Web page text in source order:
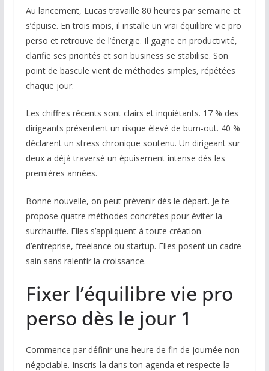
Au lancement, Lucas travaille 80 heures par semaine et
s’épuise. En trois mois, il installe un vrai équilibre vie pro
perso et retrouve de l’énergie. Il gagne en productivité,
clarifie ses priorités et son business se stabilise. Son
point de bascule vient de méthodes simples, répétées
chaque jour.
Les chiffres récents sont clairs et inquiétants. 17 % des
dirigeants présentent un risque élevé de burn-out. 40 %
déclarent un stress chronique soutenu. Un dirigeant sur
deux a déjà traversé un épuisement intense dès les
premières années.
Bonne nouvelle, on peut prévenir dès le départ. Je te
propose quatre méthodes concrètes pour éviter la
surchauffe. Elles s’appliquent à toute création
d’entreprise, freelance ou startup. Elles posent un cadre
sain sans ralentir la croissance.
Fixer l’équilibre vie pro
perso dès le jour 1
Commence par définir une heure de fin de journée non
négociable. Inscris-la dans ton agenda et respecte-la